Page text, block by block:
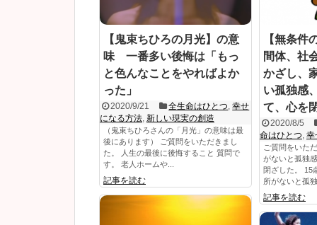
【鬼束ちひろの月光】の意
味 一番多い後悔は「もっ
と色んなことをやればよか
った」
2020/9/21 全生命はひとつ,幸せ
になる方法, 新しい現実の創造
（鬼束ちひろさんの「月光」の意味は最
後にあります） ご質問をいただきまし
た。 人生の最後に後悔すること 質問で
す。 老人ホームや...
記事を読む
【無条件
間体、社
かざし、
い孤独感
て、心を
2020/8/5
命はひとつ, 幸
ご質問をいた
がないと孤独
閉ざした。 15
所がないと孤
記事を読む